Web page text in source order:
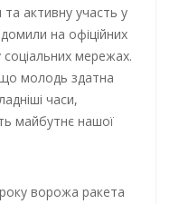
та активну участь у
на офіційних
соціальних мережах.
молодь здатна
часи,
майбутнє нашої
ворожа ракета